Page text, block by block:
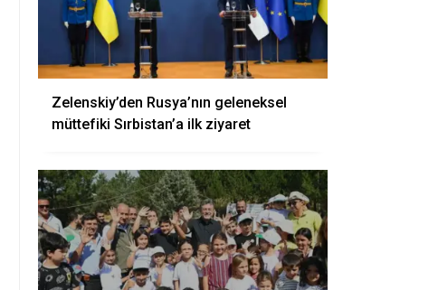
Zelenskiy’den Rusya’nın geleneksel
müttefiki Sırbistan’a ilk ziyaret